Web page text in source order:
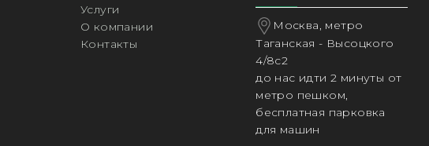
Услуги
О компании
Контакты
Москва, метро
Таганская - Высоцкого
4/8с2
до нас идти 2 минуты от
метро пешком,
бесплатная парковка
для машин